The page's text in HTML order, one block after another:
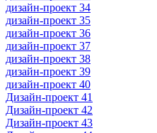
дизайн-проект 34
дизайн-проект 35
дизайн-проект 36
дизайн-проект 37
дизайн-проект 38
дизайн-проект 39
дизайн-проект 40
Дизайн-проект 41
Дизайн-проект 42
Дизайн-проект 43